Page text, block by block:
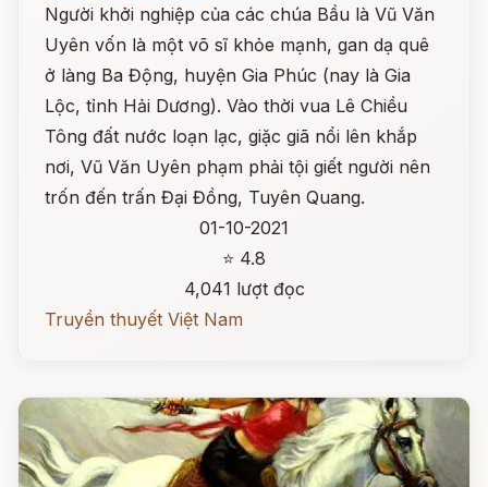
Người khởi nghiệp của các chúa Bầu là Vũ Văn
Uyên vốn là một võ sĩ khỏe mạnh, gan dạ quê
ở làng Ba Động, huyện Gia Phúc (nay là Gia
Lộc, tỉnh Hải Dương). Vào thời vua Lê Chiều
Tông đất nước loạn lạc, giặc giã nổi lên khắp
nơi, Vũ Văn Uyên phạm phải tội giết người nên
trốn đến trấn Đại Đồng, Tuyên Quang.
01-10-2021
⭐ 4.8
4,041 lượt đọc
Truyền thuyết Việt Nam